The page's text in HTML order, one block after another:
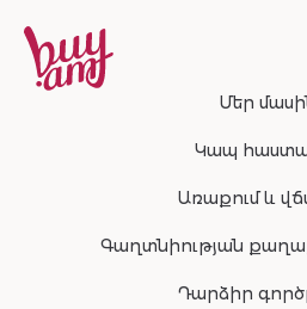
Մեր
Կապ
Առաքում և
Գաղտնիության
Դարձիր